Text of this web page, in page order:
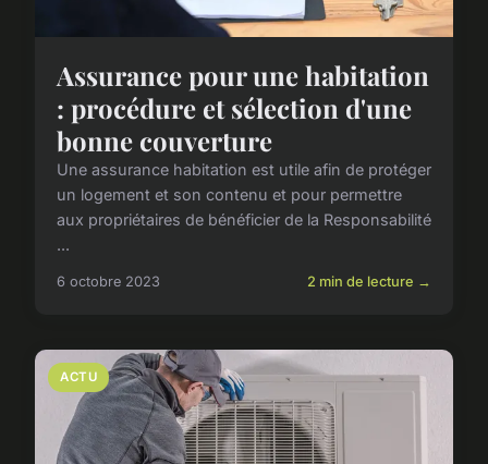
Assurance pour une habitation
: procédure et sélection d'une
bonne couverture
Une assurance habitation est utile afin de protéger
un logement et son contenu et pour permettre
aux propriétaires de bénéficier de la Responsabilité
...
6 octobre 2023 2 min de lecture →
ACTU